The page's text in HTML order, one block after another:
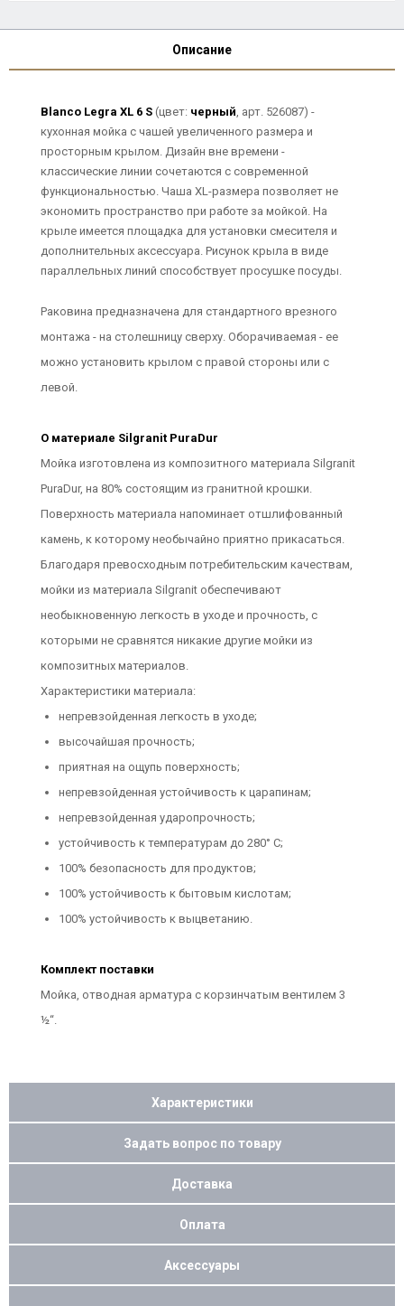
Описание
Blanco Legra XL 6 S (цвет: черный, арт. 526087) -
кухонная мойка с чашей увеличенного размера и
просторным крылом. Дизайн вне времени -
классические линии сочетаются с современной
функциональностью. Чаша XL-размера позволяет не
экономить пространство при работе за мойкой. На
крыле имеется площадка для установки смесителя и
дополнительных аксессуара. Рисунок крыла в виде
параллельных линий способствует просушке посуды.
Раковина предназначена для стандартного врезного
монтажа - на столешницу сверху. Оборачиваемая - ее
можно установить крылом с правой стороны или с
левой.
О материале Silgranit PuraDur
Мойка изготовлена из композитного материала Silgranit
PuraDur, на 80% состоящим из гранитной крошки.
Поверхность материала напоминает отшлифованный
камень, к которому необычайно приятно прикасаться.
Благодаря превосходным потребительским качествам,
мойки из материала Silgranit обеспечивают
необыкновенную легкость в уходе и прочность, с
которыми не сравнятся никакие другие мойки из
композитных материалов.
Характеристики материала:
непревзойденная легкость в уходе;
высочайшая прочность;
приятная на ощупь поверхность;
непревзойденная устойчивость к царапинам;
непревзойденная ударопрочность;
устойчивость к температурам до 280° C;
100% безопасность для продуктов;
100% устойчивость к бытовым кислотам;
100% устойчивость к выцветанию.
Комплект поставки
Мойка, отводная арматура с корзинчатым вентилем 3
½“.
Характеристики
Задать вопрос по товару
Доставка
Оплата
Аксессуары